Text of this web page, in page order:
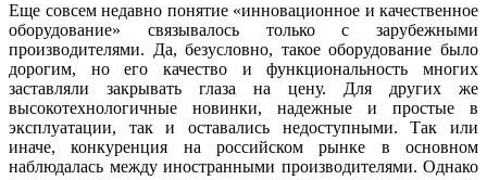
Еще совсем недавно понятие «инновационное и качественное
оборудование» связывалось только с зарубежными
производителями. Да, безусловно, такое оборудование было
дорогим, но его качество и функциональность многих
заставляли закрывать глаза на цену. Для других же
высокотехнологичные новинки, надежные и простые в
эксплуатации, так и оставались недоступными. Так или
иначе, конкуренция на российском рынке в основном
наблюдалась между иностранными производителями. Однако